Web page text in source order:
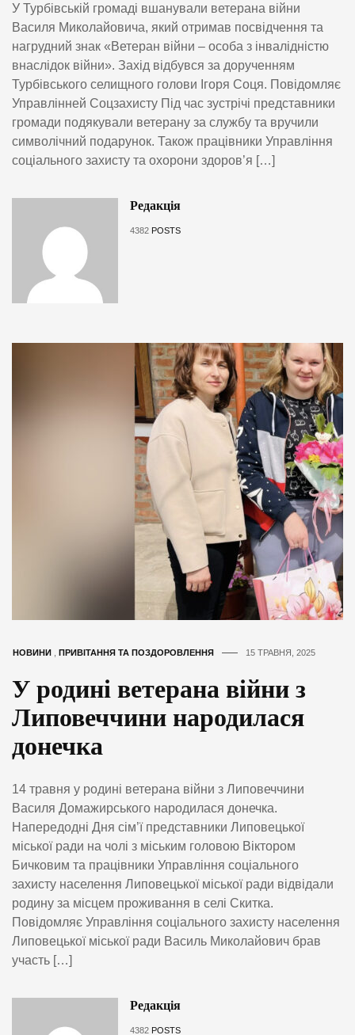
У Турбівській громаді вшанували ветерана війни
Василя Миколайовича, який отримав посвідчення та
нагрудний знак «Ветеран війни – особа з інвалідністю
внаслідок війни». Захід відбувся за дорученням
Турбівського селищного голови Ігоря Соця. Повідомляє
Управлінней Соцзахисту Під час зустрічі представники
громади подякували ветерану за службу та вручили
символічний подарунок. Також працівники Управління
соціального захисту та охорони здоров’я […]
Редакція
4382 POSTS
НОВИНИ , ПРИВІТАННЯ ТА ПОЗДОРОВЛЕННЯ 15 ТРАВНЯ, 2025
У родині ветерана війни з
Липовеччини народилася
донечка
14 травня у родині ветерана війни з Липовеччини
Василя Домажирського народилася донечка.
Напередодні Дня сім’ї представники Липовецької
міської ради на чолі з міським головою Віктором
Бичковим та працівники Управління соціального
захисту населення Липовецької міської ради відвідали
родину за місцем проживання в селі Скитка.
Повідомляє Управління соціального захисту населення
Липовецької міської ради Василь Миколайович брав
участь […]
Редакція
4382 POSTS